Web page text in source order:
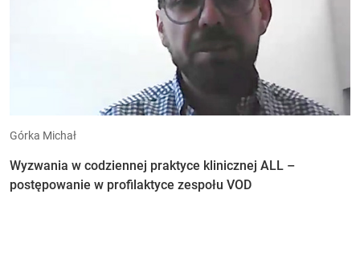
Górka Michał
Wyzwania w codziennej praktyce klinicznej ALL –
postępowanie w profilaktyce zespołu VOD